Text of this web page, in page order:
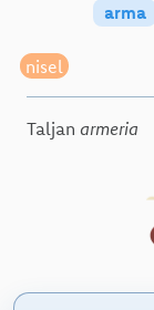
arma
nisel
Taljan armeria